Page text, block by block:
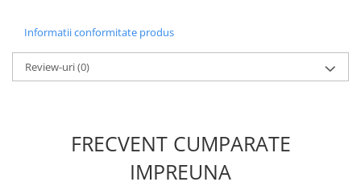
Plasa de umbrire
Plase plante
Pompa de apa curata/murdara
Informatii conformitate produs
Review-uri(0)
FRECVENT CUMPARATE
IMPREUNA